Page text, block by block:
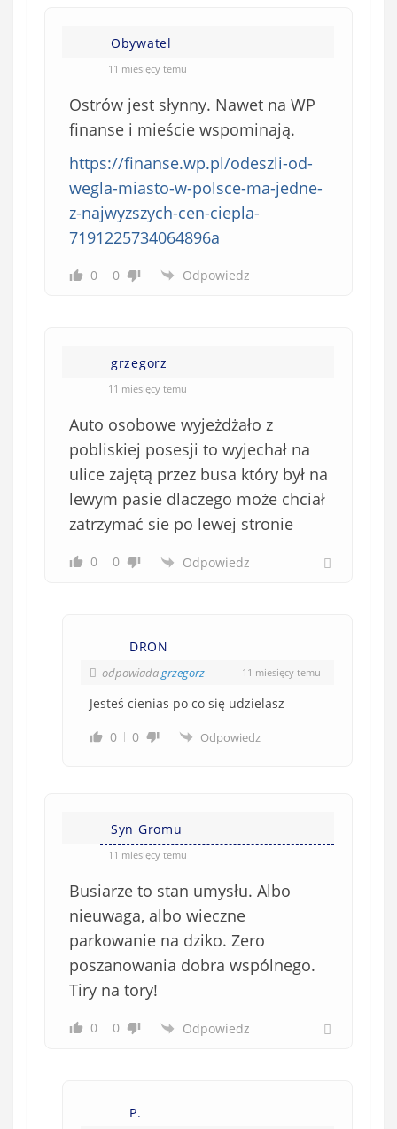
Obywatel
11 miesięcy temu
Ostrów jest słynny. Nawet na WP
finanse i mieście wspominają.
https://finanse.wp.pl/odeszli-od-
wegla-miasto-w-polsce-ma-jedne-
z-najwyzszych-cen-ciepla-
7191225734064896a
0 0 Odpowiedz
grzegorz
11 miesięcy temu
Auto osobowe wyjeżdżało z
pobliskiej posesji to wyjechał na
ulice zajętą przez busa który był na
lewym pasie dlaczego może chciał
zatrzymać sie po lewej stronie
0 0 Odpowiedz
DRON
odpowiadagrzegorz 11 miesięcy temu
Jesteś cienias po co się udzielasz
0
0 Odpowiedz
Syn Gromu
11 miesięcy temu
Busiarze to stan umysłu. Albo
nieuwaga, albo wieczne
parkowanie na dziko. Zero
poszanowania dobra wspólnego.
Tiry na tory!
0 0 Odpowiedz
P.